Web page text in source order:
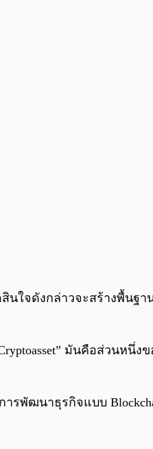
ใจดังกล่าวจะสร้างพื้นฐา
มันคือส่วนหนึ่
รพัฒนาธุรกิจแบบ